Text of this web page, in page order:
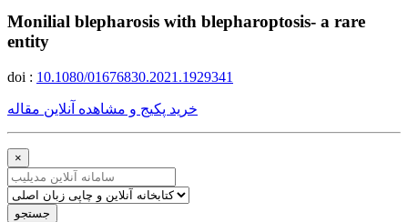
Monilial blepharosis with blepharoptosis- a rare
entity
doi : 10.1080/01676830.2021.1929341
خرید پکیج و مشاهده آنلاین مقاله
×
جستجو